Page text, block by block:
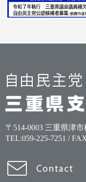
〒514-0003 三重県津
TEL:059-225-7251 /